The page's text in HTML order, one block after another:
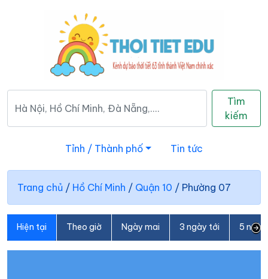
Tìm
kiếm
Tỉnh / Thành phố Tin tức
Trang chủ / Hồ Chí Minh / Quận 10 / Phường 07
Hiện tại Theo giờ Ngày mai 3 ngày tới 5